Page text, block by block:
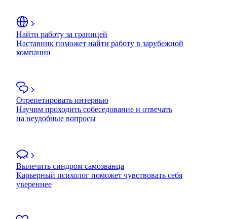
Найти работу за границей
Наставник поможет найти работу в зарубежной
компании
Отрепетировать интервью
Научим проходить собеседование и отвечать
на неудобные вопросы
Вылечить синдром самозванца
Карьерный психолог поможет чувствовать себя
увереннее